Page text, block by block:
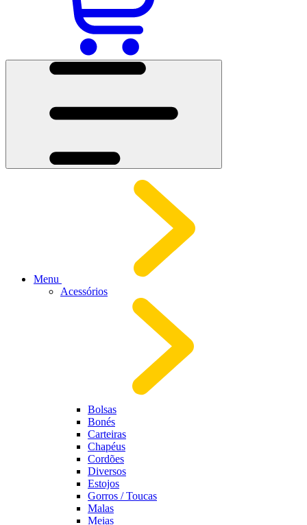
Menu
Acessórios
Bolsas
Bonés
Carteiras
Chapéus
Cordões
Diversos
Estojos
Gorros / Toucas
Malas
Meias